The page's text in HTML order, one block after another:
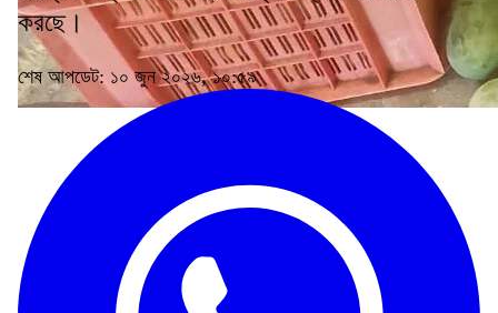
করছে।
শেষ আপডেট: ১০ জুন ২০২৬, ১০:৫৯